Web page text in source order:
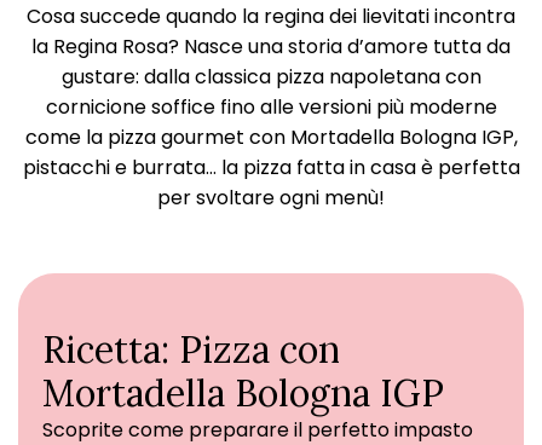
Cosa succede quando la regina dei lievitati incontra
la Regina Rosa? Nasce una storia d’amore tutta da
gustare: dalla classica pizza napoletana con
cornicione soffice fino alle versioni più moderne
come la pizza gourmet con Mortadella Bologna IGP,
pistacchi e burrata… la pizza fatta in casa è perfetta
per svoltare ogni menù!
Ricetta: Pizza con
Mortadella Bologna IGP
Scoprite come preparare il perfetto impasto